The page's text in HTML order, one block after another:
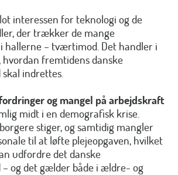
interessen for teknologi og de
der trækker de mange
hallerne – tværtimod. Det handler i
hvordan fremtidens danske
indrettes.
og mangel på arbejdskraft
midt i en demografisk krise.
stiger, og samtidig mangler
til at løfte plejeopgaven, hvilket
udfordre det danske
og det gælder både i ældre- og